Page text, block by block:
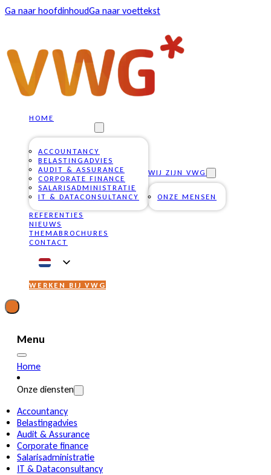
Ga naar hoofdinhoudGa naar voettekst
HOME
ACCOUNTANCY
BELASTINGADVIES
AUDIT & ASSURANCE
CORPORATE FINANCE
SALARISADMINISTRATIE
IT & DATACONSULTANCY
WIJ ZIJN VWG
ONZE MENSEN
REFERENTIES
NIEUWS
THEMABROCHURES
CONTACT
WERKEN BIJ VWG
Menu
Home
Onze diensten
Accountancy
Belastingadvies
Audit & Assurance
Corporate finance
Salarisadministratie
IT & Dataconsultancy